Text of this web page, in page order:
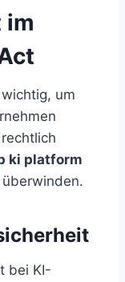
im
um
ki platform
bei KI-